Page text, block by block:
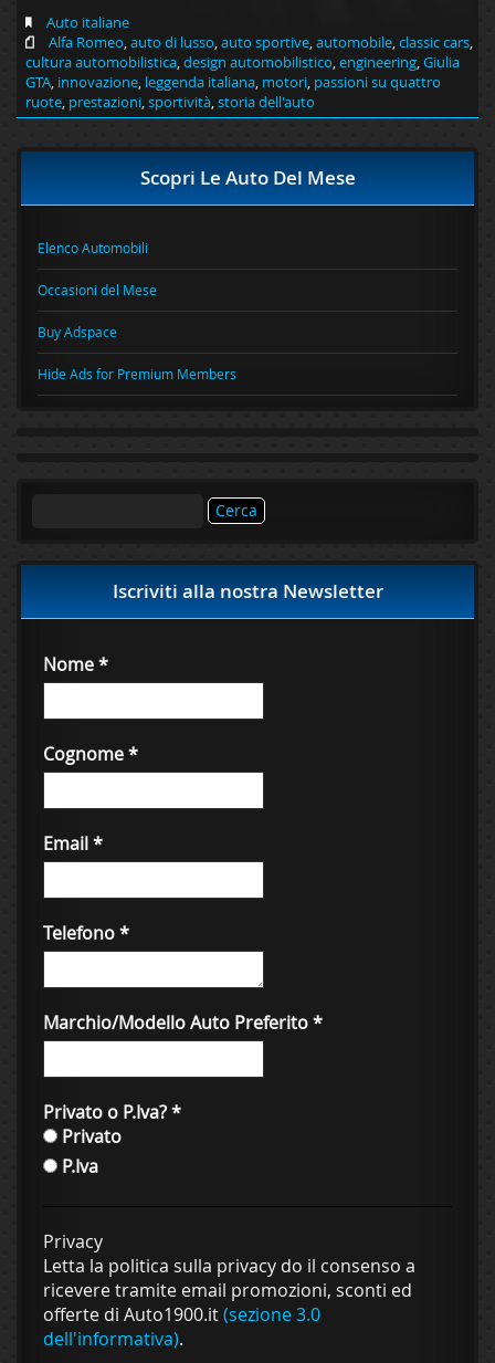
Auto italiane
Alfa Romeo,auto di lusso,auto sportive,automobile,classic cars,
cultura automobilistica,design automobilistico,engineering,Giulia
GTA, innovazione, leggenda italiana, motori, passioni su quattro
ruote, prestazioni,sportività,storia dell'auto
Scopri Le Auto Del Mese
Elenco Automobili
Occasioni del Mese
Buy Adspace
Hide Ads for Premium Members
Iscriviti alla nostra Newsletter
Nome*
Cognome*
Email*
Telefono*
Marchio/Modello Auto Preferito*
Privato o P.Iva?*
Privato
P.Iva
Privacy
Letta la politica sulla privacy do il consenso a
ricevere tramite email promozioni, sconti ed
offerte di Auto1900.it(sezione 3.0
dell'informativa).